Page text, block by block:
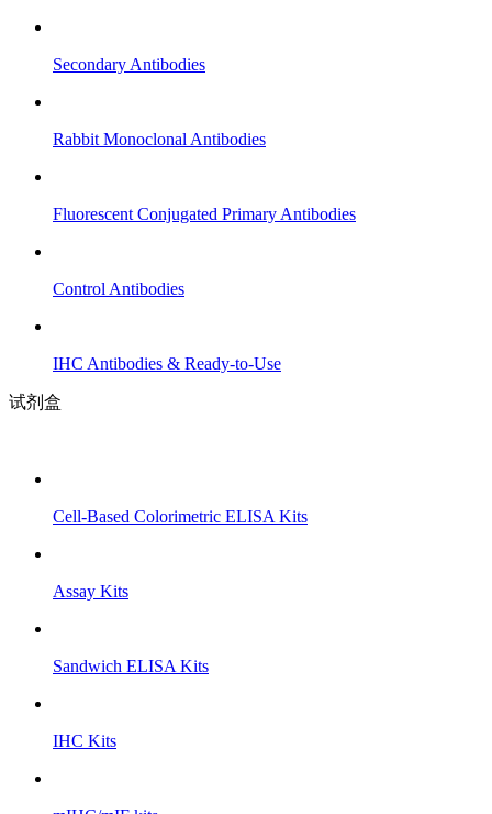
Secondary Antibodies
Rabbit Monoclonal Antibodies
Fluorescent Conjugated Primary Antibodies
Control Antibodies
IHC Antibodies & Ready-to-Use
试剂盒
Cell-Based Colorimetric ELISA Kits
Assay Kits
Sandwich ELISA Kits
IHC Kits